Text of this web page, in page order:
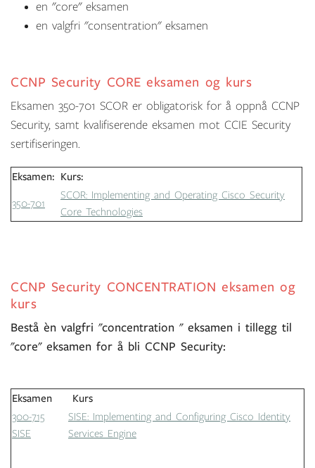
en "core" eksamen
en valgfri "consentration" eksamen
CCNP Security CORE eksamen og kurs
Eksamen 350-701 SCOR er obligatorisk for å oppnå CCNP
Security, samt kvalifiserende eksamen mot CCIE Security
sertifiseringen.
Eksamen: Kurs:
350-701
SCOR: Implementing and Operating Cisco Security
Core Technologies
CCNP Security CONCENTRATION eksamen og
kurs
Bestå èn valgfri "concentration " eksamen i tillegg til
"core" eksamen for å bli CCNP Security:
Eksamen
Kurs
300-715
SISE
SISE: Implementing and Configuring Cisco Identity
Services Engine